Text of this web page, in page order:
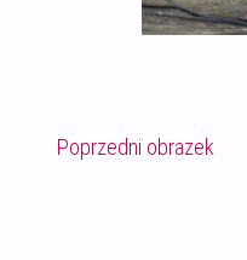
Poprzedni obrazek